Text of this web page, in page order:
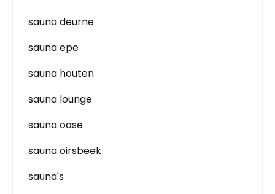
sauna deurne
sauna epe
sauna houten
sauna lounge
sauna oase
sauna oirsbeek
sauna's